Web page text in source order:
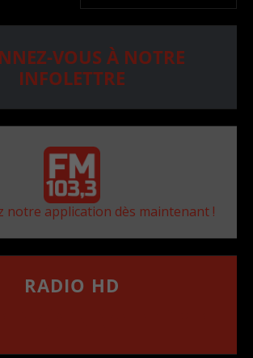
VOUS À NOTRE
INFOLETTRE
notre application dès maintenant !
RADIO HD